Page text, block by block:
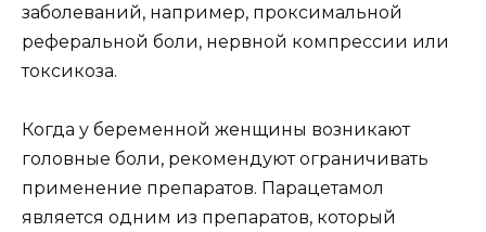
заболеваний, например, проксимальной
реферальной боли, нервной компрессии или
токсикоза.
Когда у беременной женщины возникают
головные боли, рекомендуют ограничивать
применение препаратов. Парацетамол
является одним из препаратов, который